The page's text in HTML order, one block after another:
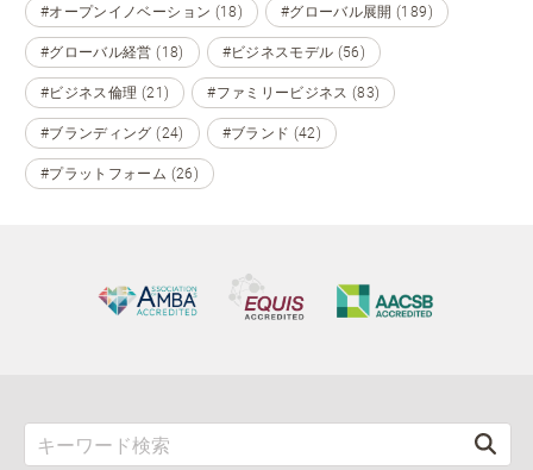
#オープンイノベーション (18) #グローバル展開 (189)
#グローバル経営 (18) #ビジネスモデル (56)
#ビジネス倫理 (21) #ファミリービジネス (83)
#ブランディング (24) #ブランド (42)
#プラットフォーム (26)